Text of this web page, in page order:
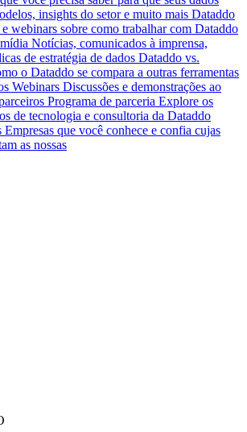
insights do setor e muito mais Dataddo
webinars sobre como trabalhar com Dataddo
Notícias, comunicados à imprensa,
de estratégia de dados Dataddo vs.
o Dataddo se compara a outras ferramentas
Webinars Discussões e demonstrações ao
Programa de parceria Explore os
de tecnologia e consultoria da Dataddo
Empresas que você conhece e confia cujas
as nossas